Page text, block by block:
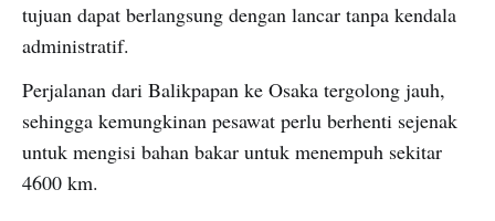
tujuan dapat berlangsung dengan lancar tanpa kendala
administratif.
Perjalanan dari Balikpapan ke Osaka tergolong jauh,
sehingga kemungkinan pesawat perlu berhenti sejenak
untuk mengisi bahan bakar untuk menempuh sekitar
4600 km.